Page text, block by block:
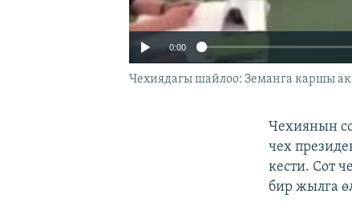
0:00
Чехиядагы шайлоо: Земанга каршы
Чехиянын
чех
кести. Сот
бир жылга